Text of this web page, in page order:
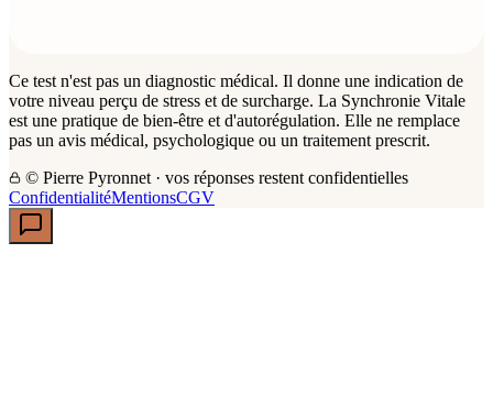
Ce test n'est pas un diagnostic médical. Il donne une indication de
votre niveau perçu de stress et de surcharge. La Synchronie Vitale
est une pratique de bien-être et d'autorégulation. Elle ne remplace
pas un avis médical, psychologique ou un traitement prescrit.
© Pierre Pyronnet · vos réponses restent confidentielles
ConfidentialitéMentionsCGV